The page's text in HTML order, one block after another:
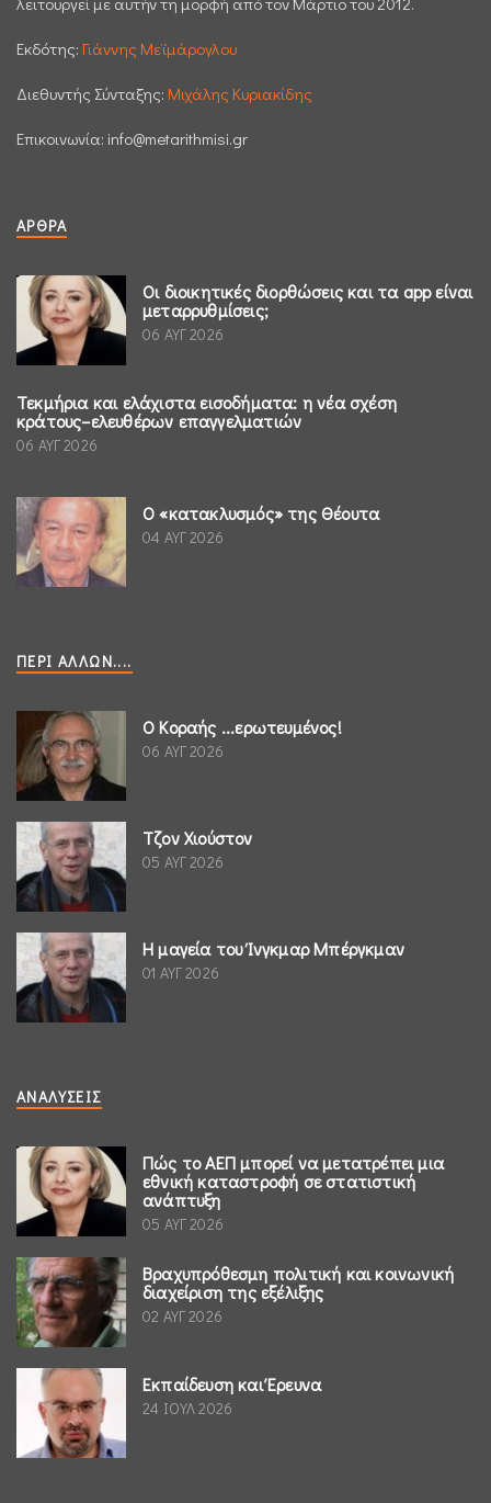
Εκδότης: Γιάννης Μεϊμάρογλου
Διεθυντής Σύνταξης: Μιχάλης Κυριακίδης
Επικοινωνία: info@metarithmisi.gr
ΆΡΘΡΑ
Οι διοικητικές διορθώσεις και τα app είναι
μεταρρυθμίσεις;
06 ΑΥΓ 2026
Τεκμήρια και ελάχιστα εισοδήματα: η νέα σχέση
κράτους–ελευθέρων επαγγελματιών
06 ΑΥΓ 2026
Ο «κατακλυσμός» της Θέουτα
04 ΑΥΓ 2026
ΠΕΡΊ ΆΛΛΩΝ....
Ο Κοραής ...ερωτευμένος!
06 ΑΥΓ 2026
Τζον Χιούστον
05 ΑΥΓ 2026
Η μαγεία του Ίνγκμαρ Μπέργκμαν
01 ΑΥΓ 2026
ΑΝΑΛΎΣΕΙΣ
Πώς το ΑΕΠ μπορεί να μετατρέπει μια
εθνική καταστροφή σε στατιστική
ανάπτυξη
05 ΑΥΓ 2026
Βραχυπρόθεσμη πολιτική και κοινωνική
διαχείριση της εξέλιξης
02 ΑΥΓ 2026
Εκπαίδευση και Έρευνα
24 ΙΟΥΛ 2026